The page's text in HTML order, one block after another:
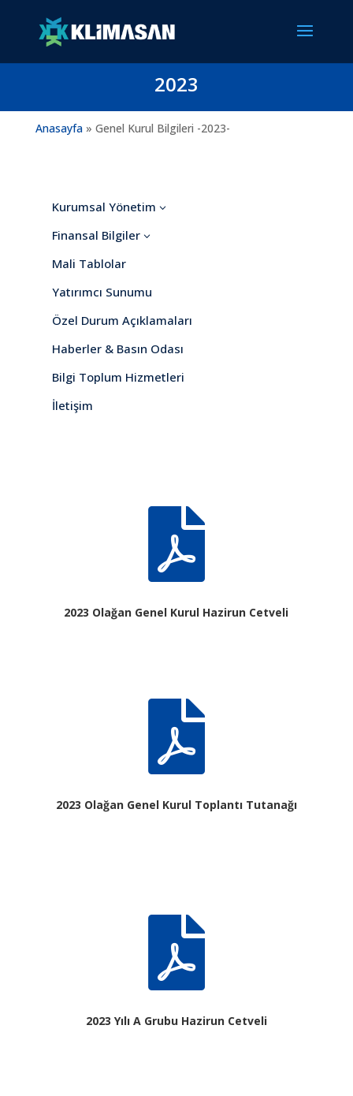
2023
Anasayfa» Genel Kurul Bilgileri -2023-
Kurumsal Yönetim 3
Finansal Bilgiler3
Mali Tablolar
Yatırımcı Sunumu
Özel Durum Açıklamaları
Haberler & Basın Odası
Bilgi Toplum Hizmetleri
İletişim

2023 Olağan Genel Kurul Hazirun Cetveli

2023 Olağan Genel Kurul Toplantı Tutanağı

2023 Yılı A Grubu Hazirun Cetveli